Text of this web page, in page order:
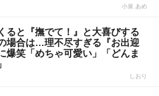
小泉 あめ
ると『撫でて！』と大喜びする
場合は…理不尽すぎる『お出迎
爆笑「めちゃ可愛い」「どんま
しおり